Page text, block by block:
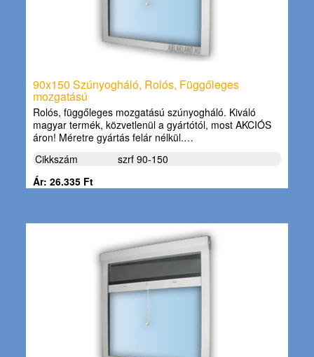
90x150 Szúnyogháló, Rolós, Függőleges
mozgatású
Rolós, függőleges mozgatású szúnyogháló. Kiváló
magyar termék, közvetlenül a gyártótól, most AKCIÓS
áron! Méretre gyártás felár nélkül.…
Cikkszám
szrf 90-150
Ár: 26.335 Ft